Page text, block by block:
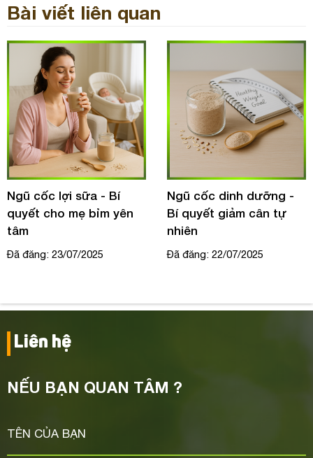
Bài viết liên quan
Ngũ cốc lợi sữa - Bí
quyết cho mẹ bỉm yên
tâm
Đã đăng: 23/07/2025
Ngũ cốc dinh dưỡng -
Bí quyết giảm cân tự
nhiên
Đã đăng: 22/07/2025
Liên hệ
NẾU BẠN QUAN TÂM ?